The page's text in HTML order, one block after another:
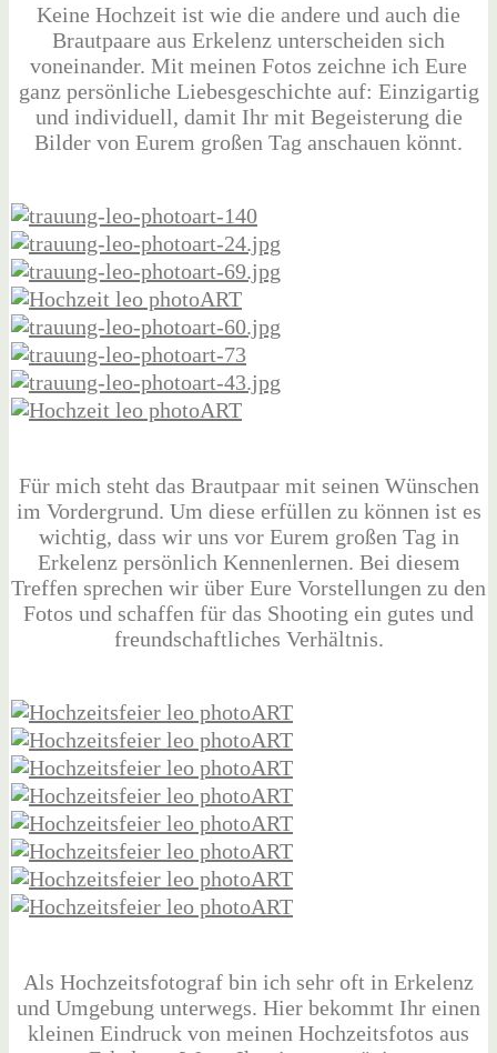
Keine Hochzeit ist wie die andere und auch die
Brautpaare aus Erkelenz unterscheiden sich
voneinander. Mit meinen Fotos zeichne ich Eure
ganz persönliche Liebesgeschichte auf: Einzigartig
und individuell, damit Ihr mit Begeisterung die
Bilder von Eurem großen Tag anschauen könnt.
Für mich steht das Brautpaar mit seinen Wünschen
im Vordergrund. Um diese erfüllen zu können ist es
wichtig, dass wir uns vor Eurem großen Tag in
Erkelenz persönlich Kennenlernen. Bei diesem
Treffen sprechen wir über Eure Vorstellungen zu den
Fotos und schaffen für das Shooting ein gutes und
freundschaftliches Verhältnis.
Als Hochzeitsfotograf bin ich sehr oft in Erkelenz
und Umgebung unterwegs. Hier bekommt Ihr einen
kleinen Eindruck von meinen Hochzeitsfotos aus